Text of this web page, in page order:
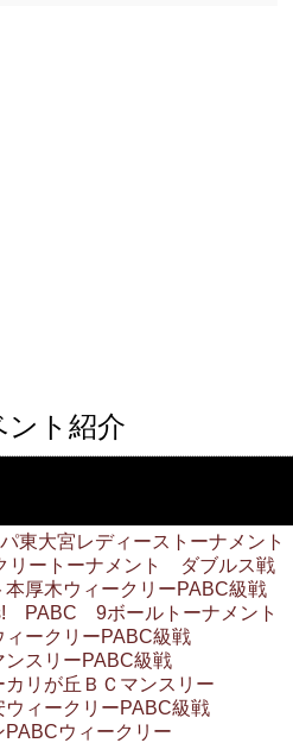
ント紹介
東大宮レディーストーナメント
リートーナメント ダブルス戦
本厚木ウィークリーPABC級戦
PABC 9ボールトーナメント
ィークリーPABC級戦
ンスリーPABC級戦
カリが丘ＢＣマンスリー
ウィークリーPABC級戦
ウィークリー